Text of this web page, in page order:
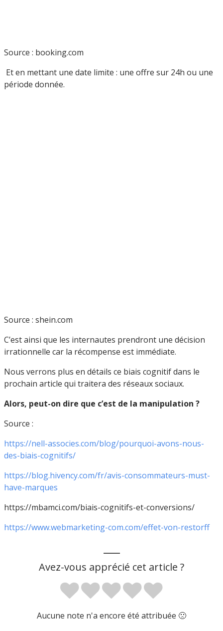
Source : booking.com
Et en mettant une date limite : une offre sur 24h ou une
période donnée.
Source : shein.com
C’est ainsi que les internautes prendront une décision
irrationnelle car la récompense est immédiate.
Nous verrons plus en détails ce biais cognitif dans le
prochain article qui traitera des réseaux sociaux.
Alors, peut-on dire que c’est de la manipulation ?
Source :
https://nell-associes.com/blog/pourquoi-avons-nous-
des-biais-cognitifs/
https://blog.hivency.com/fr/avis-consommateurs-must-
have-marques
https://mbamci.com/biais-cognitifs-et-conversions/
https://www.webmarketing-com.com/effet-von-restorff
Avez-vous apprécié cet article ?
Aucune note n'a encore été attribuée 🙁